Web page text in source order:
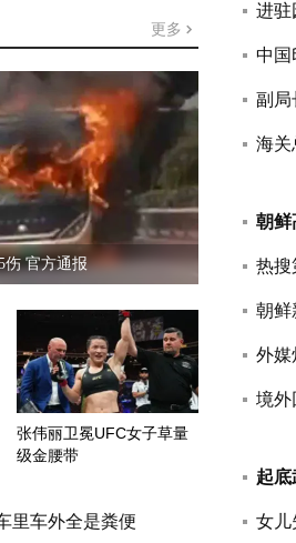
更多
伤 官方通报
张伟丽卫冕UFC女子草量
级金腰带
里车外全是粪便
进驻
中国
副局
海关
朝鲜
热搜
朝鲜
外媒
境外
起
女儿